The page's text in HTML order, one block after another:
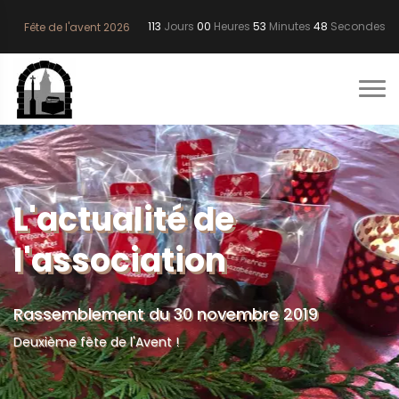
Fête de l'avent 2026 113 Jours 00 Heures 53 Minutes 47 Secondes
L'actualité de
l'association
Rassemblement du 30 novembre 2019
Deuxième fête de l'Avent !